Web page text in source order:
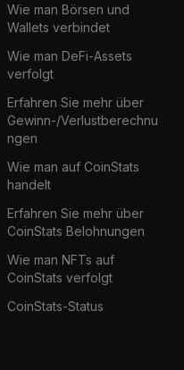
Wie man Börsen und
Wallets verbindet
Wie man DeFi-Assets
verfolgt
Erfahren Sie mehr über
Gewinn-/Verlustberechnu
ngen
Wie man auf CoinStats
handelt
Erfahren Sie mehr über
CoinStats Belohnungen
Wie man NFTs auf
CoinStats verfolgt
CoinStats-Status